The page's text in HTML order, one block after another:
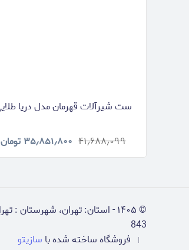
ست شیرآلات قهرمان مدل دریا
۴۱٫۶۸۸٫۰۹۹ ۳۵٫۸۵۱٫۸۰۰ تومان
©۱۴۰۵-استان: تهران، شهرستان :
843
فروشگاه ساخته شده با سازیتو